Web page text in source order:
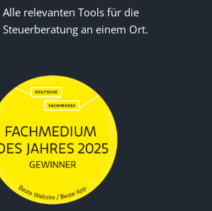
Alle relevanten Tools für die
Steuerberatung an einem Ort.